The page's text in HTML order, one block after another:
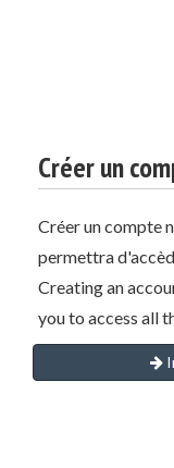
Créer un
Créer un compte
permettra
Creating an
you to access all